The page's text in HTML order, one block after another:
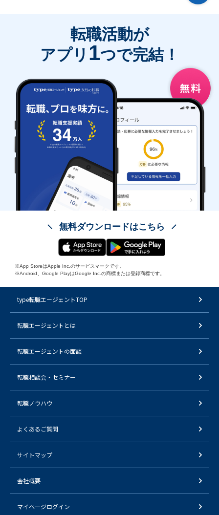
転職活動が
アプリ 1つで完結！
無料ダウンロードはこちら
※App StoreはApple Inc.のサービスマークです。
※Android、Google PlayはGoogle Inc.の商標または登録商標です。
type転職エージェントTOP
転職エージェントとは
転職エージェントの面談
転職相談会・セミナー
転職ノウハウ
よくあるご質問
サイトマップ
会社概要
マイページログイン